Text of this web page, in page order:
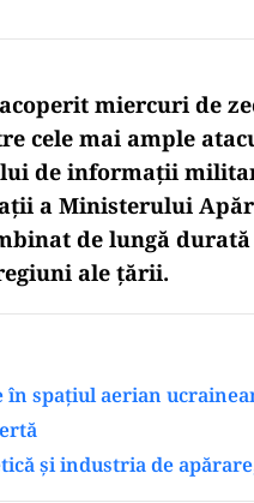
miercuri de
cele mai ample
de informații
a Ministerului
de lungă
ale țării.
în spațiul aerian
și industria de